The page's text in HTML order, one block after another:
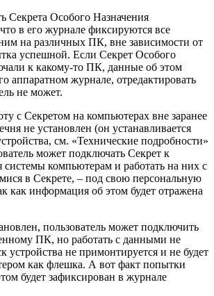
Секрета Особого Назначения
в его журнале фиксируются все
на различных ПК, вне зависимости от
успешной. Если Секрет Особого
к какому-то ПК, данные об этом
аппаратном журнале, отредактировать
не может.
с Секретом на компьютерах вне заранее
не установлен (он устанавливается
см. «Технические подробности»
может подключать Секрет к
системы компьютерам и работать на них с
в Секрете, – под свою персональную
как информация об этом будет отражена
пользователь может подключить
ПК, но работать с данными не
устройства не примонтируется и не будет
как флешка. А вот факт попытки
будет зафиксирован в журнале